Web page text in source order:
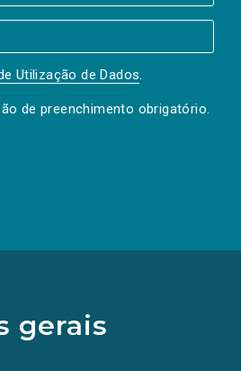
Utilização de Dados.
de preenchimento obrigatório.
gerais